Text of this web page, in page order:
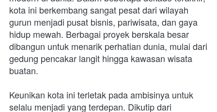
kota ini berkembang sangat pesat dari wilayah
gurun menjadi pusat bisnis, pariwisata, dan gaya
hidup mewah. Berbagai proyek berskala besar
dibangun untuk menarik perhatian dunia, mulai dari
gedung pencakar langit hingga kawasan wisata
buatan.
Keunikan kota ini terletak pada ambisinya untuk